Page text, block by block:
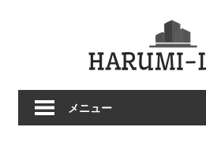
メニュー